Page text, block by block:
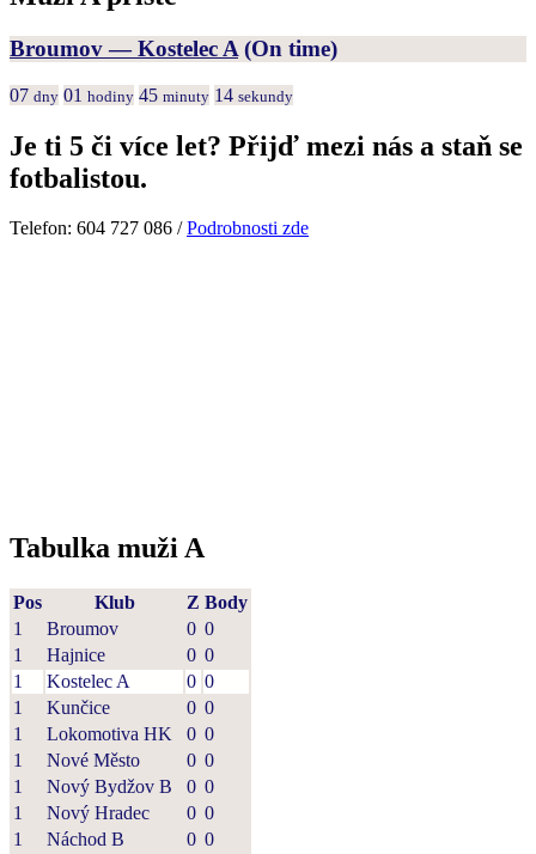
Broumov — Kostelec A (On time)
07 dny 01 hodiny 45 minuty 14 sekundy
Je ti 5 či více let? Přijď mezi nás a staň se
fotbalistou.
Telefon: 604 727 086 /Podrobnosti zde
Tabulka muži A
Pos Klub Z Body
1
Broumov 0 0
1
Hajnice 0 0
1
Kostelec A 0 0
1
Kunčice 0 0
1
Lokomotiva HK 0 0
1
Nové Město 0 0
1
Nový Bydžov B 0 0
1
Nový Hradec 0 0
1
Náchod B 0 0